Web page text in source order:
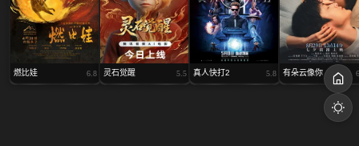
燃比娃 6.8 灵石觉醒 5.5 真人快打2 5.8 有朵云像你